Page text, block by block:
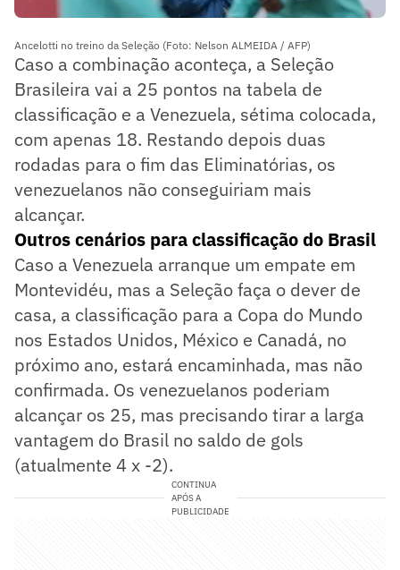
Ancelotti no treino da Seleção (Foto: Nelson ALMEIDA / AFP)
Caso a combinação aconteça, a Seleção
Brasileira vai a 25 pontos na tabela de
classificação e a Venezuela, sétima colocada,
com apenas 18. Restando depois duas
rodadas para o fim das Eliminatórias, os
venezuelanos não conseguiriam mais
alcançar.
Outros cenários para classificação do Brasil
Caso a Venezuela arranque um empate em
Montevidéu, mas a Seleção faça o dever de
casa, a classificação para a Copa do Mundo
nos Estados Unidos, México e Canadá, no
próximo ano, estará encaminhada, mas não
confirmada. Os venezuelanos poderiam
alcançar os 25, mas precisando tirar a larga
vantagem do Brasil no saldo de gols
(atualmente 4 x -2).
CONTINUA
APÓS A
PUBLICIDADE